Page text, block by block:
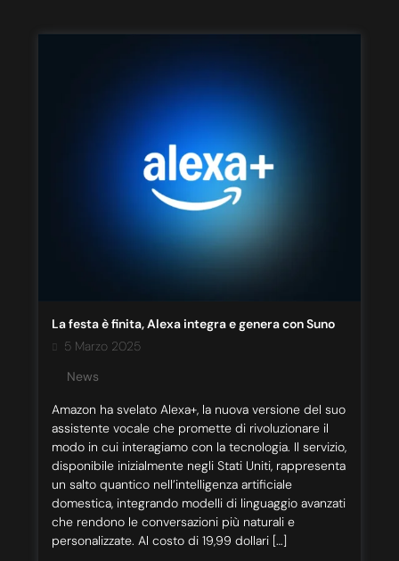
La festa è finita, Alexa integra e genera con Suno
5 Marzo 2025
News
Amazon ha svelato Alexa+, la nuova versione del suo
assistente vocale che promette di rivoluzionare il
modo in cui interagiamo con la tecnologia. Il servizio,
disponibile inizialmente negli Stati Uniti, rappresenta
un salto quantico nell’intelligenza artificiale
domestica, integrando modelli di linguaggio avanzati
che rendono le conversazioni più naturali e
personalizzate. Al costo di 19,99 dollari […]